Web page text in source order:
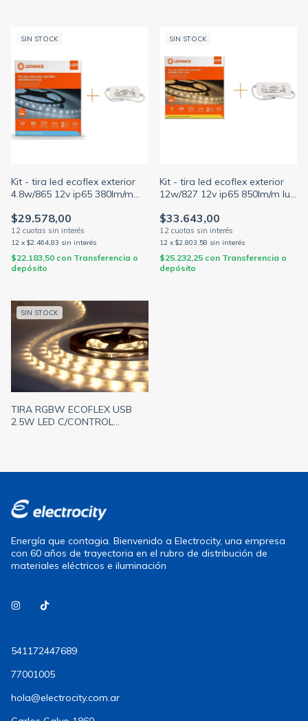
SIN STOCK
Kit - tira led ecoflex exterior
4.8w/865 12v ip65 380lm/m
$29.578,00
12 x $2.464,83 sin interés
$22.183,50 con Transferencia o
depósito
SIN STOCK
Kit - tira led ecoflex exterior
12w/827 12v ip65 850lm/m luz
$33.643,00
12 x $2.803,58 sin interés
$25.232,25 con Transferencia o
depósito
SIN STOCK
TIRA RGBW ECOFLEX USB
2.5W LED C/CONTROL
Energía que contagia. Bienvenido a Electrocity, una empresa
con 60 años de trayectoria en el rubro de distribución de
materiales eléctricos e iluminación
541172447689
77001005
hola@electrocity.com.ar